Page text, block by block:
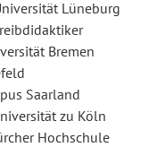
Lüneburg
Bremen
Saarland
zu Köln
Hochschule